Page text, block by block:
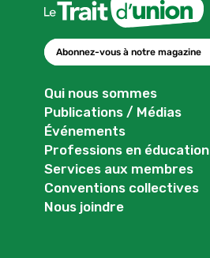
Abonnez-vous à notre magazine
Qui nous sommes
Publications / Médias
Événements
Professions en éducation
Services aux membres
Conventions collectives
Nous joindre